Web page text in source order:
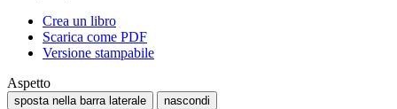
Crea un libro
Scarica come PDF
Versione stampabile
Aspetto
sposta nella barra laterale nascondi